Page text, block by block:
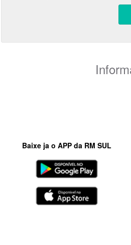
Baixe ja o APP da RM SUL